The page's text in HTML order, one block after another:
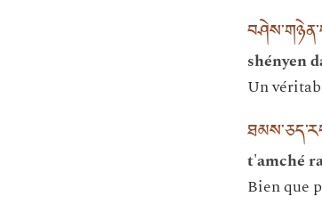
shényen
Un
t'amché
Bien que